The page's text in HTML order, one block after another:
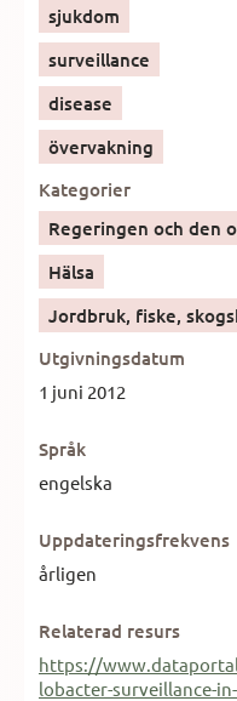
sjukdom
surveillance
disease
övervakning
Kategorier
Regeringen och den
Hälsa
Jordbruk, fiske,
Utgivningsdatum
1 juni 2012
Språk
engelska
Uppdateringsfrekvens
årligen
Relaterad resurs
https://
lobacter-surveillance-